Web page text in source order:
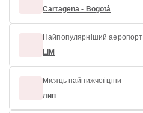
Cartagena - Bogotá
Найпопулярніший аеропорт
LIM
Місяць найнижчої ціни
лип